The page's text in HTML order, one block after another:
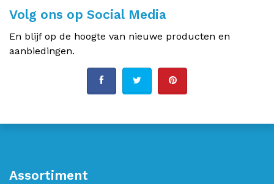
Volg ons op Social Media
En blijf op de hoogte van nieuwe producten en
aanbiedingen.
Assortiment